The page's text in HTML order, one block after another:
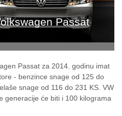
Passat
Passat za 2014. godinu imat
- benzince snage od 125 do
snage od 116 do 231 KS. VW
generacije će biti i 100 kilograma